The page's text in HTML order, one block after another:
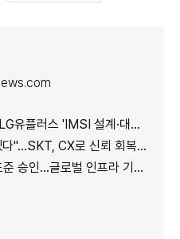
설계·대응 시점' 놓고 갑론을박
CX로 신뢰 회복 나선다
인…글로벌 인프라 기준 제시